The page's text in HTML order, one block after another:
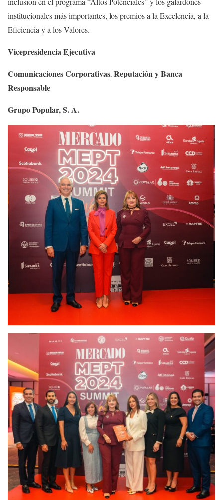
institucionales más importantes, los premios a la Excelencia, a la
Eficiencia y a los Valores.
Vicepresidencia Ejecutiva
Comunicaciones Corporativas, Reputación y Banca
Responsable
Grupo Popular, S. A.